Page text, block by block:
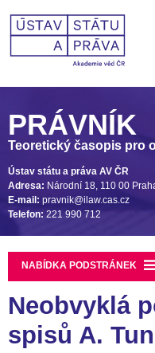
PRÁVNÍK
Teoretický časopis pro
Ústav státu a práva AV ČR
Adresa: Národní 18, 110 00
E-mail: pravnik@ilaw.cas.cz
Telefon: 221 990 712
NABÍDKA PODSTRÁNEK
Neobvyklá
spisů A.